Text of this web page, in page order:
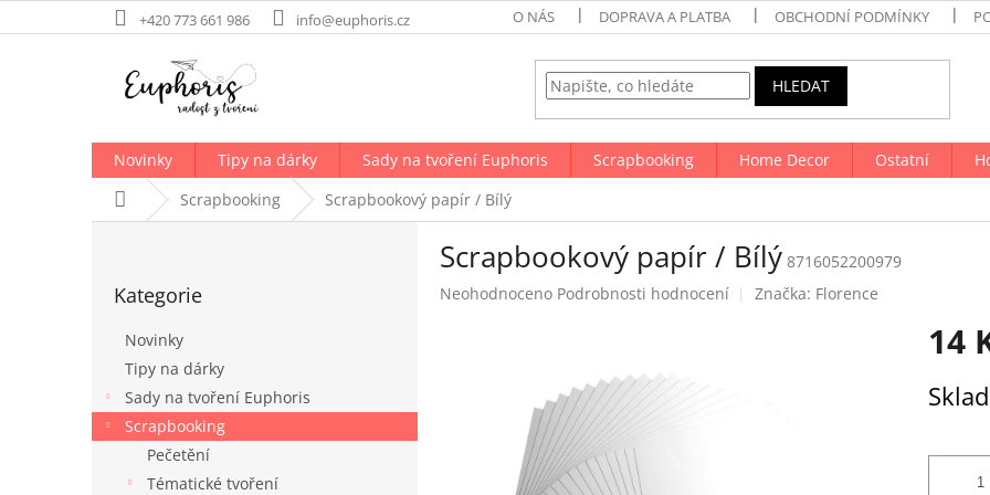
na
+420 773 661 986 info@euphoris.cz O NÁS DOPRAVA A PLATBA OBCHODNÍ PODMÍNKY
HLEDAT
Novinky Tipy na dárky Sady na tvoření Euphoris Scrapbooking Home Decor Ostatní
Domů Scrapbooking Scrapbookový papír / Bílý
kategorie
Kategorie
Novinky
Tipy na dárky
Sady na tvoření Euphoris
Scrapbooking
Pečetění
Tématické tvoření
Scrapbookový papír / Bílý 8716052200979
Průměrné
Neohodnoceno Podrobnosti hodnocení Značka: Florence
14
cena: